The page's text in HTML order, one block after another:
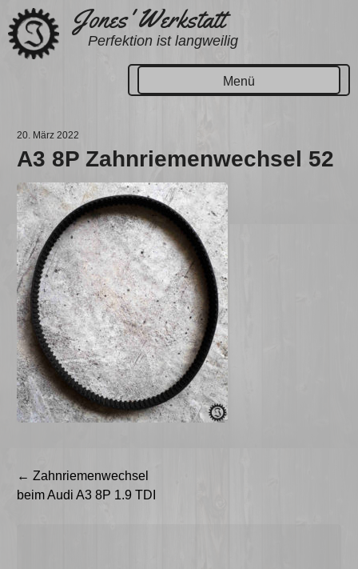
Zum
Inhalt
springen
Jones' Werkstatt
Perfektion ist langweilig
Menü
20. März 2022
A3 8P Zahnriemenwechsel 52
Beitragsnavigation
← Zahnriemenwechsel
beim Audi A3 8P 1.9 TDI